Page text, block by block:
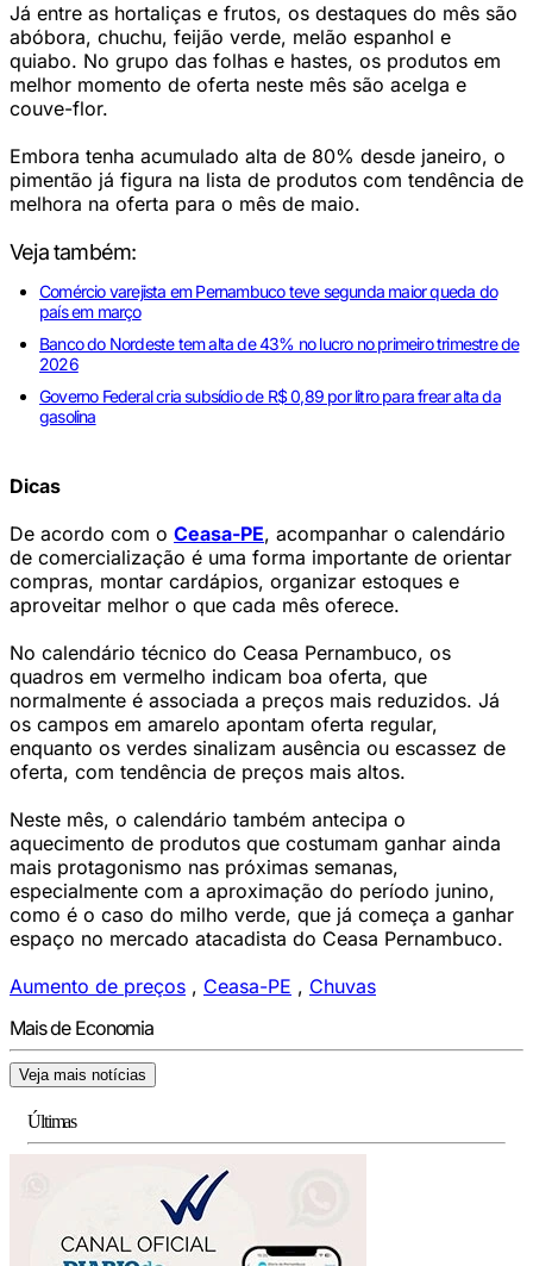
Já entre as hortaliças e frutos, os destaques do mês são
abóbora, chuchu, feijão verde, melão espanhol e
quiabo. No grupo das folhas e hastes, os produtos em
melhor momento de oferta neste mês são acelga e
couve-flor.
Embora tenha acumulado alta de 80% desde janeiro, o
pimentão já figura na lista de produtos com tendência de
melhora na oferta para o mês de maio.
Veja também:
Comércio varejista em Pernambuco teve segunda maior queda do
país em março
Banco do Nordeste tem alta de 43% no lucro no primeiro trimestre de
2026
Governo Federal cria subsídio de R$ 0,89 por litro para frear alta da
gasolina
Dicas
De acordo com o Ceasa-PE, acompanhar o calendário
de comercialização é uma forma importante de orientar
compras, montar cardápios, organizar estoques e
aproveitar melhor o que cada mês oferece.
No calendário técnico do Ceasa Pernambuco, os
quadros em vermelho indicam boa oferta, que
normalmente é associada a preços mais reduzidos. Já
os campos em amarelo apontam oferta regular,
enquanto os verdes sinalizam ausência ou escassez de
oferta, com tendência de preços mais altos.
Neste mês, o calendário também antecipa o
aquecimento de produtos que costumam ganhar ainda
mais protagonismo nas próximas semanas,
especialmente com a aproximação do período junino,
como é o caso do milho verde, que já começa a ganhar
espaço no mercado atacadista do Ceasa Pernambuco.
Aumento de preços , Ceasa-PE , Chuvas
Mais de Economia
Veja mais notícias
Últimas